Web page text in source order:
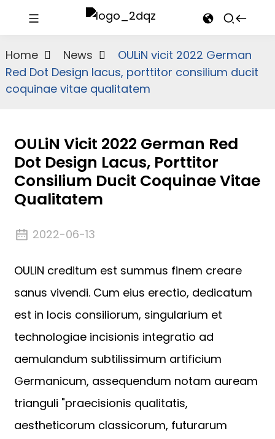
Home News
OULiN vicit 2022 German
Red Dot Design lacus, porttitor consilium ducit
coquinae vitae qualitatem
OULiN Vicit 2022 German Red
Dot Design Lacus, Porttitor
Consilium Ducit Coquinae Vitae
Qualitatem
2022-06-13
OULiN creditum est summus finem creare
sanus vivendi. Cum eius erectio, dedicatum
est in locis consiliorum, singularium et
technologiae incisionis integratio ad
aemulandum subtilissimum artificium
Germanicum, assequendum notam auream
trianguli "praecisionis qualitatis,
aestheticorum classicorum, futurarum